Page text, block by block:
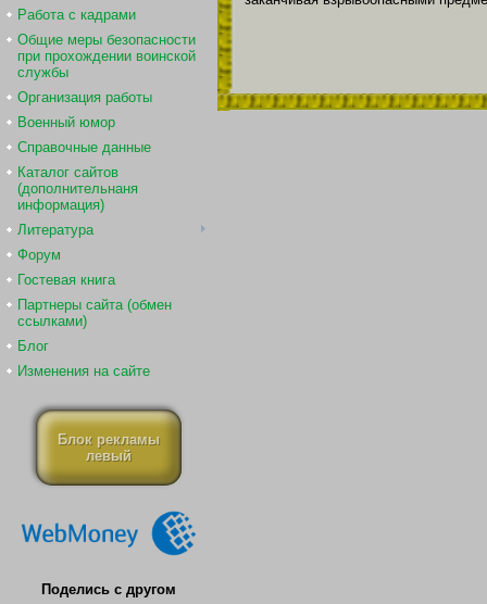
Работа с кадрами
Общие меры безопасности
при прохождении воинской
службы
Организация работы
Военный юмор
Справочные данные
Каталог сайтов
(дополнительнаня
информация)
Литература
Форум
Гостевая книга
Партнеры сайта (обмен
ссылками)
Блог
Изменения на сайте
Блок рекламы
левый
Поделись с другом